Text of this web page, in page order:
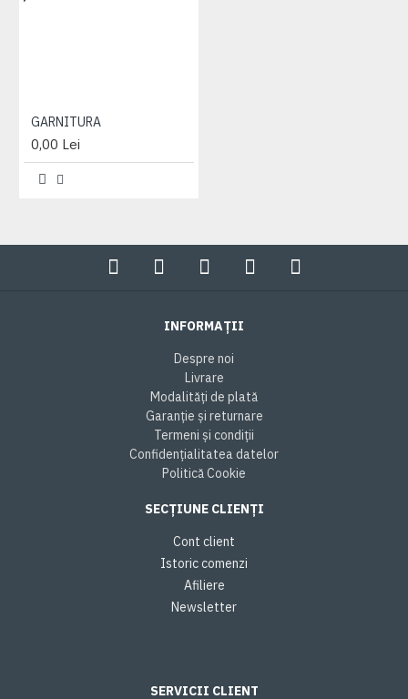
GARNITURA
0,00 Lei
INFORMAȚII
Despre noi
Livrare
Modalități de plată
Garanție și returnare
Termeni și condiții
Confidențialitatea datelor
Politică Cookie
SECȚIUNE CLIENȚI
Cont client
Istoric comenzi
Afiliere
Newsletter
SERVICII CLIENT